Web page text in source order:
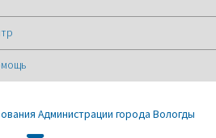
Администрации города Вологды